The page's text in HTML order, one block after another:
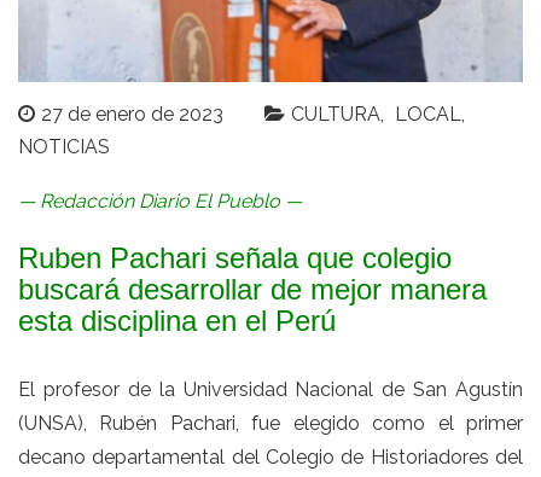
27 de enero de 2023 CULTURA
LOCAL
NOTICIAS
— Redacción Diario El Pueblo —
Ruben Pachari señala que colegio
buscará desarrollar de mejor manera
esta disciplina en el Perú
El profesor de la Universidad Nacional de San Agustín
(UNSA), Rubén Pachari, fue elegido como el primer
decano departamental del Colegio de Historiadores del